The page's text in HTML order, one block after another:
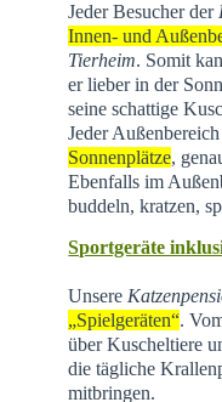
Jeder Besucher der
Innen- und
Tierheim. Somit
er lieber in der
seine schattige
Jeder
Sonnenplätze,
Ebenfalls im
buddeln, kratzen,
Sportgeräte
Unsere
„Spielgeräten“.
über Kuscheltiere
die tägliche
mitbringen.